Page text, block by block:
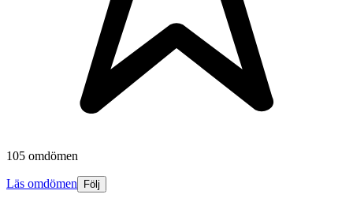
105 omdömen
Läs omdömen Följ